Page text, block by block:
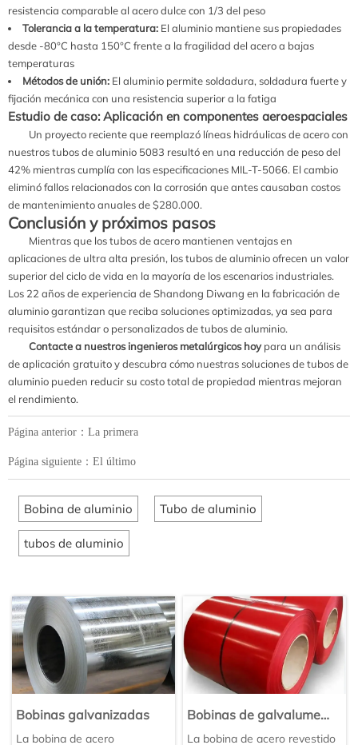
resistencia comparable al acero dulce con 1/3 del peso
Tolerancia a la temperatura: El aluminio mantiene sus propiedades
desde -80°C hasta 150°C frente a la fragilidad del acero a bajas
temperaturas
Métodos de unión: El aluminio permite soldadura, soldadura fuerte y
fijación mecánica con una resistencia superior a la fatiga
Estudio de caso: Aplicación en componentes aeroespaciales
Un proyecto reciente que reemplazó líneas hidráulicas de acero con
nuestros tubos de aluminio 5083 resultó en una reducción de peso del
42% mientras cumplía con las especificaciones MIL-T-5066. El cambio
eliminó fallos relacionados con la corrosión que antes causaban costos
de mantenimiento anuales de $280.000.
Conclusión y próximos pasos
Mientras que los tubos de acero mantienen ventajas en
aplicaciones de ultra alta presión, los tubos de aluminio ofrecen un valor
superior del ciclo de vida en la mayoría de los escenarios industriales.
Los 22 años de experiencia de Shandong Diwang en la fabricación de
aluminio garantizan que reciba soluciones optimizadas, ya sea para
requisitos estándar o personalizados de tubos de aluminio.
Contacte a nuestros ingenieros metalúrgicos hoypara un análisis
de aplicación gratuito y descubra cómo nuestras soluciones de tubos de
aluminio pueden reducir su costo total de propiedad mientras mejoran
el rendimiento.
Página anterior：La primera
Página siguiente：El último
Bobina de aluminio Tubo de aluminio
tubos de aluminio
Bobinas galvanizadas
La bobina de acero
Bobinas de galvalume
prepintadas
La bobina de acero revestido